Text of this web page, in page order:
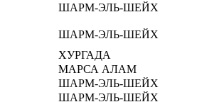
ШАРМ-ЭЛЬ-ШЕЙХ
ШАРМ-ЭЛЬ-ШЕЙХ
ХУРГАДA
МАРСА АЛАМ
ШАРМ-ЭЛЬ-ШЕЙХ
ШАРМ-ЭЛЬ-ШЕЙХ